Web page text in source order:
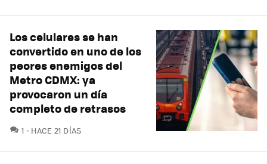
Los celulares se han
convertido en uno de los
peores enemigos del
Metro CDMX: ya
provocaron un día
completo de retrasos
1 COMENTARIOS
HACE 21 DÍAS